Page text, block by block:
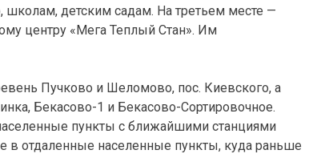
детским садам. На третьем месте —
центру «Мега Теплый Стан». Им
Пучково и Шеломово, пос. Киевского, а
Бекасово-1 и Бекасово-Сортировочное.
пункты с ближайшими станциями
в отдаленные населенные пункты, куда раньше